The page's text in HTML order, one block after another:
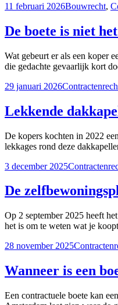
11 februari 2026Bouwrecht,
De boete is niet
Wat gebeurt er als een koper
die gedachte gevaarlijk kort
29 januari 2026
Lekkende
De kopers kochten in 2022
lekkages rond deze
3 december 2025
De
Op 2 september 2025 heeft
het is om te weten wat je
28 november 2025
Wanneer is een
Een contractuele boete kan